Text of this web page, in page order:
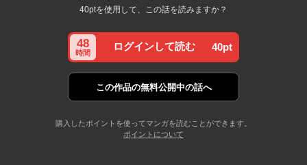
40ptを使用して、この話を読みますか？
48
時間
ログインして読む 40pt
この作品の無料公開中の話へ
購入したポイントを使ってマンガを読むことができます。
ポイントについて